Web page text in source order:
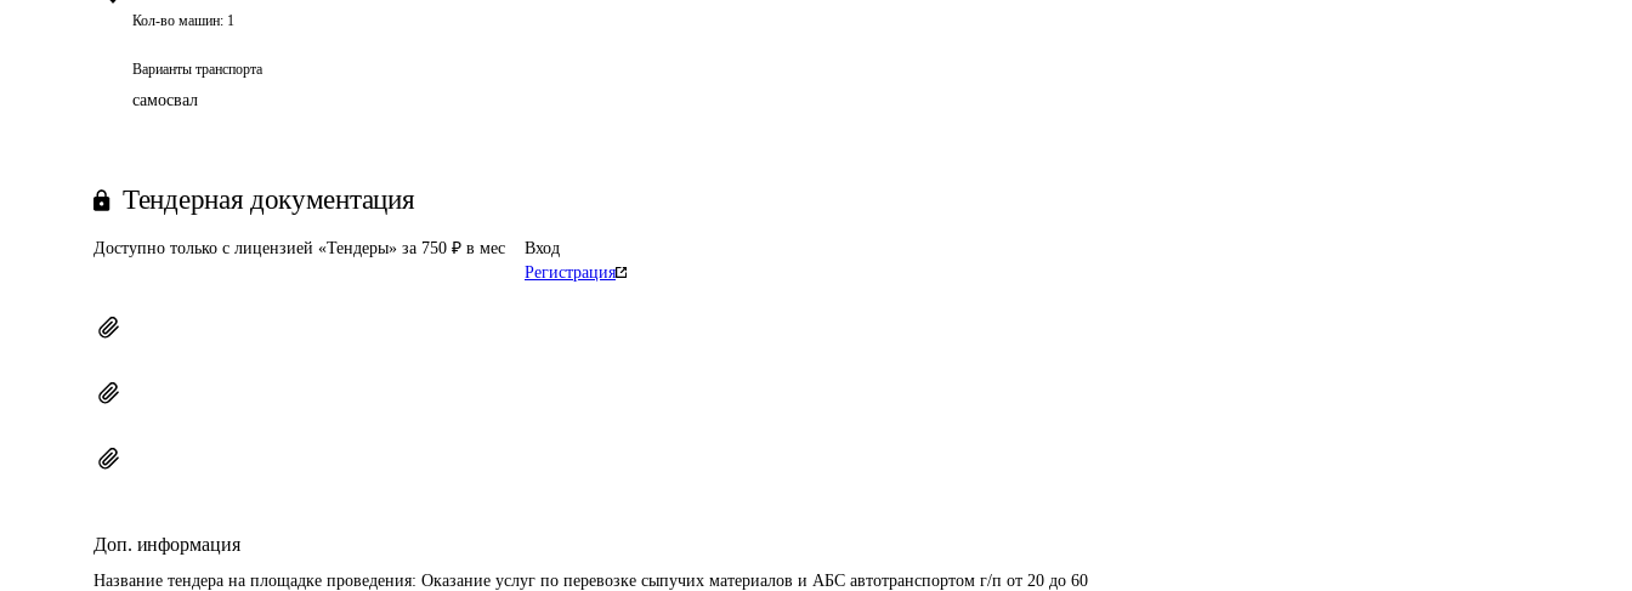
Кол-во машин: 1
Варианты транспорта
самосвал
Тендерная документация
Доступно только с лицензией «Тендеры» за 750 ₽ в мес
Вход
Регистрация
Доп. информация
Название тендера на площадке проведения: Оказание услуг по перевозке сыпучих материалов и АБС автотранспортом г/п от 20 до 60